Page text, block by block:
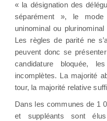
« la désignation des
séparément », le
uninominal ou
Les règles de parité ne
peuvent donc se
candidature bloquée,
incomplètes. La majorité
tour, la majorité relative
Dans les communes de 1
et suppléants sont